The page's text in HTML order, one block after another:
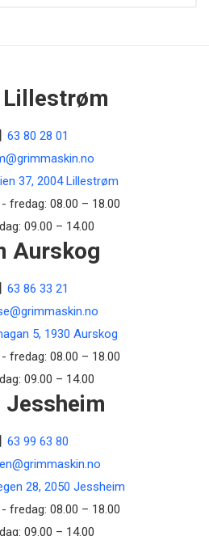
Lillestrøm
63 80 28 01
37, 2004 Lillestrøm
fredag: 08.00 – 18.00
09.00 – 14.00
Aurskog
63 86 33 21
5, 1930 Aurskog
fredag: 08.00 – 18.00
09.00 – 14.00
Jessheim
63 99 63 80
28, 2050 Jessheim
fredag: 08.00 – 18.00
09.00 – 14.00